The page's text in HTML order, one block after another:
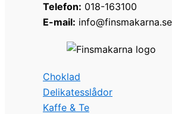
Telefon: 018-163100
E-mail: info@finsmakarna.se
Choklad
Delikatesslådor
Kaffe & Te